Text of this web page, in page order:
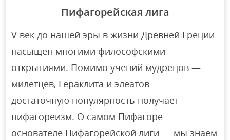
Пифагорейская лига
V век до нашей эры в жизни Древней Греции
насыщен многими философскими
открытиями. Помимо учений мудрецов —
милетцев, Гераклита и элеатов —
достаточную популярность получает
пифагореизм. О самом Пифагоре —
основателе Пифагорейской лиги — мы знаем